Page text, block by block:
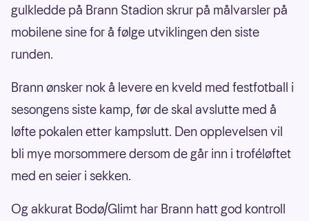
gulkledde på Brann Stadion skrur på målvarsler på
mobilene sine for å følge utviklingen den siste
runden.
Brann ønsker nok å levere en kveld med festfotball i
sesongens siste kamp, før de skal avslutte med å
løfte pokalen etter kampslutt. Den opplevelsen vil
bli mye morsommere dersom de går inn i troféløftet
med en seier i sekken.
Og akkurat Bodø/Glimt har Brann hatt god kontroll